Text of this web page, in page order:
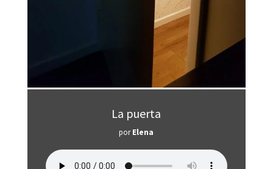
La puerta
porElena